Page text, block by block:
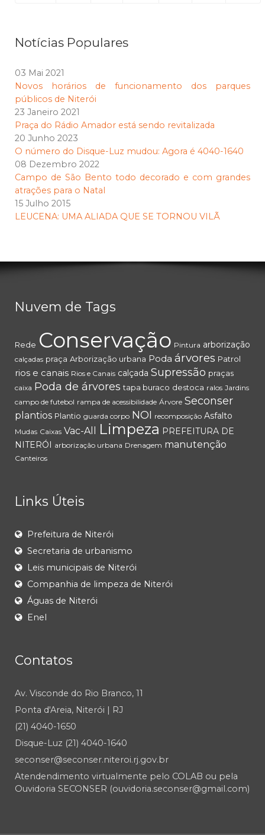
Notícias Populares
03 Mai 2021
Novos horários de funcionamento dos parques
públicos de Niterói
23 Janeiro 2021
Praça do Rádio Amador está sendo revitalizada
20 Junho 2023
O número do Disque-Luz mudou: Agora é 4040-1640
08 Dezembro 2022
Campo de São Bento todo decorado e com grandes
atrações para o Natal
15 Julho 2015
LEUCENA: UMA ALIADA QUE SE TORNOU VILÃ
Nuvem de Tags
Rede Conservação Pintura arborização
calçadas praça Arborização urbana Poda árvores Patrol
rios e canais Rios e Canais calçada Supressão praças
caixa Poda de árvores tapa buraco destoca ralos Jardins
campo de futebol rampa de acessibilidade Árvore Seconser
plantios Plantio guarda corpo NOI recomposição Asfalto
Mudas Caixas Vac-All Limpeza PREFEITURA DE
NITERÓI
arborização urbana Drenagem manutenção
Canteiros
Links Úteis
Prefeitura de Niterói
Secretaria de urbanismo
Leis municipais de Niterói
Companhia de limpeza de Niterói
Águas de Niterói
Enel
Contatos
Av. Visconde do Rio Branco, 11
Ponta d'Areia, Niterói | RJ
(21) 4040-1650
Disque-Luz (21) 4040-1640
seconser@seconser.niteroi.rj.gov.br
Atendendimento virtualmente pelo COLAB ou pela
Ouvidoria SECONSER (ouvidoria.seconser@gmail.com)